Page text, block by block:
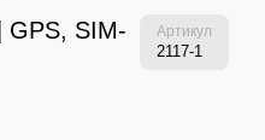
GPS, SIM-
Артикул
2117-1